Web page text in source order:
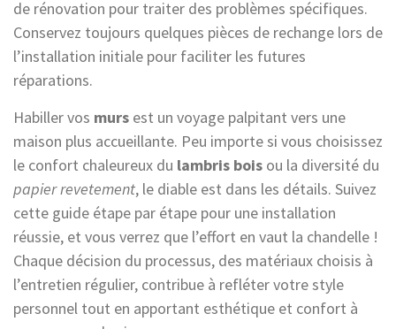
de rénovation pour traiter des problèmes spécifiques.
Conservez toujours quelques pièces de rechange lors de
l’installation initiale pour faciliter les futures
réparations.
Habiller vos murs est un voyage palpitant vers une
maison plus accueillante. Peu importe si vous choisissez
le confort chaleureux du lambris bois ou la diversité du
papier revetement, le diable est dans les détails. Suivez
cette guide étape par étape pour une installation
réussie, et vous verrez que l’effort en vaut la chandelle !
Chaque décision du processus, des matériaux choisis à
l’entretien régulier, contribue à refléter votre style
personnel tout en apportant esthétique et confort à